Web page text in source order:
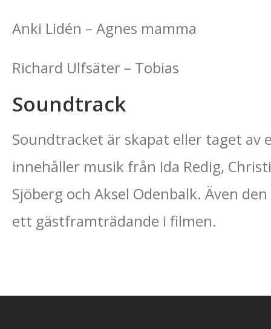
Anki Lidén – Agnes mamma
Richard Ulfsäter – Tobias
Soundtrack
Soundtracket är skapat eller taget av
innehåller musik från Ida Redig,
Sjöberg och Aksel Odenbalk. Även
ett gästframträdande i filmen.